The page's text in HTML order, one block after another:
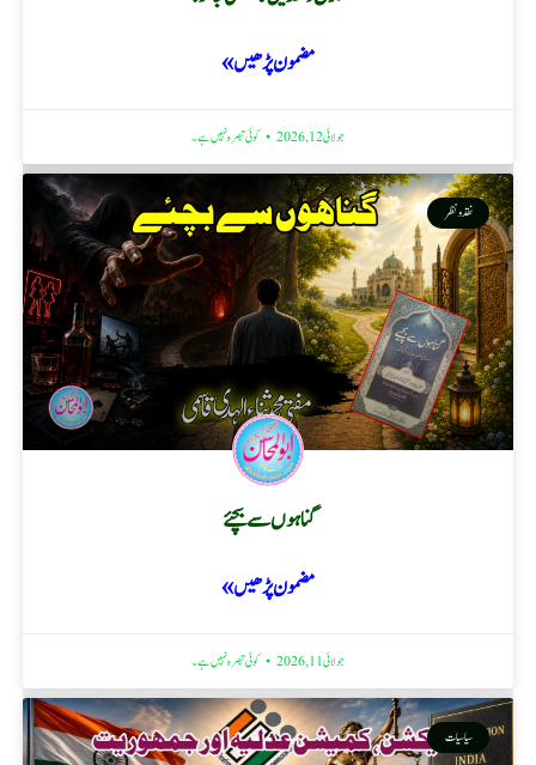
مضمون پڑھیں »
جولائی 12, 2026 کوئی تبصرہ نہیں ہے۔
نقد ونظر
گناہوں سے بچئے
مضمون پڑھیں »
جولائی 11, 2026 کوئی تبصرہ نہیں ہے۔
سیاسیات